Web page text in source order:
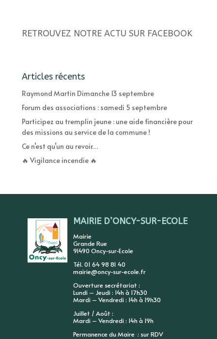
RETROUVEZ NOTRE ACTU SUR FACEBOOK
Articles récents
Raymond Martin Dimanche 13 septembre
Forum des associations : samedi 5 septembre
Participez au tremplin jeune : une aide financière pour
des missions au service de la commune !
Ce n’est qu’un au revoir…
🔥 Vigilance incendie 🔥
MAIRIE D’ONCY-SUR-ECOLE
Mairie
Grande Rue
91490 Oncy-sur-Ecole
Tél. 01 64 98 81 40
mairie@oncy-sur-ecole.fr
Ouverture secrétariat :
Lundi – Jeudi : 14h à 17h30
Mardi – Vendredi : 14h à 19h30
Juillet / Août :
Mardi – Vendredi : 14h à 19h
Permanence du Maire : sur RDV